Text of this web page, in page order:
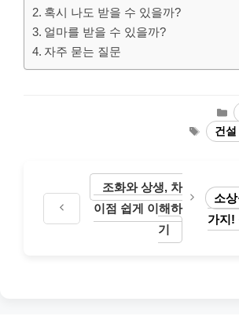
혹시 나도 받을 수 있을까?
얼마를 받을 수 있을까?
자주 묻는 질문
Tags건설
조화와 상생, 차
이점 쉽게 이해하
기
소
가지!